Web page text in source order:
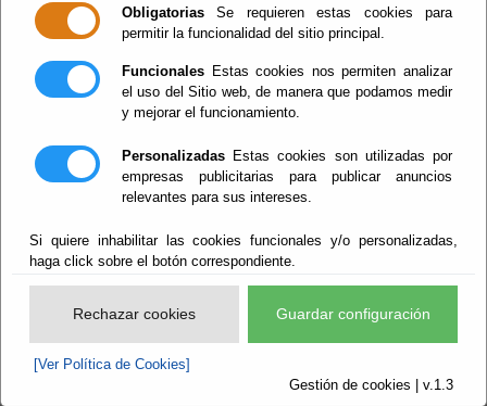
Obligatorias Se requieren estas cookies para
permitir la funcionalidad del sitio principal.
Funcionales Estas cookies nos permiten analizar
el uso del Sitio web, de manera que podamos medir
y mejorar el funcionamiento.
Personalizadas Estas cookies son utilizadas por
empresas publicitarias para publicar anuncios
relevantes para sus intereses.
Si quiere inhabilitar las cookies funcionales y/o personalizadas,
haga click sobre el botón correspondiente.
Rechazar cookies Guardar configuración
[Ver Política de Cookies]
Gestión de cookies | v.1.3
Suscripciones
Ayuntamiento de Abla
Ayuntamiento de Albanchez
Ayuntamiento de Alcóntar
Monteagud
Ayuntamiento de Alhabia
Ayuntamiento de Alhama de Almería